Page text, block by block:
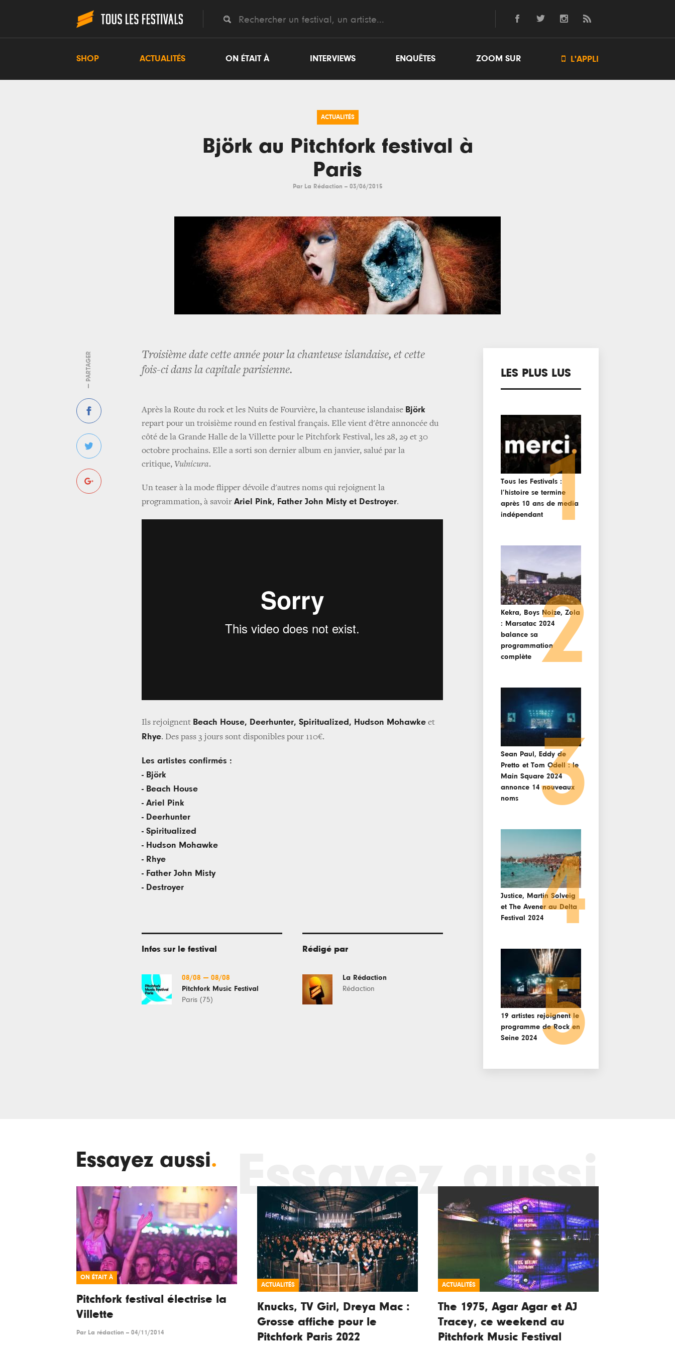
SHOP ACTUALITÉS ON ÉTAIT À INTERVIEWS ENQUÊTES ZOOM SUR  L'APPLI
ACTUALITÉS
Björk au Pitchfork festival à
Paris
Par La Rédaction -- 03/06/2015
— PARTAGER
Troisième date cette année pour la chanteuse islandaise, et cette
fois-ci dans la capitale parisienne.
Après la Route du rock et les Nuits de Fourvière, la chanteuse islandaise Björk
repart pour un troisième round en festival français. Elle vient d'être annoncée du
côté de la Grande Halle de la Villette pour le Pitchfork Festival, les 28, 29 et 30
octobre prochains. Elle a sorti son dernier album en janvier, salué par la
critique, Vulnicura.
Un teaser à la mode flipper dévoile d'autres noms qui rejoignent la
programmation, à savoir Ariel Pink, Father John Misty et Destroyer.
Ils rejoignent Beach House, Deerhunter, Spiritualized, Hudson Mohawke et
Rhye. Des pass 3 jours sont disponibles pour 110€.
Les artistes confirmés :
- Björk
- Beach House
- Ariel Pink
- Deerhunter
- Spiritualized
- Hudson Mohawke
- Rhye
- Father John Misty
- Destroyer
Infos sur le festival
08/08 — 08/08
Pitchfork Music Festival
Paris (75)
Rédigé par
La Rédaction
Rédaction
LES PLUS LUS
Tous les Festivals :
l’histoire se termine
après 10 ans de media
indépendant1
Kekra, Boys Noize, Zola
: Marsatac 2024
balance sa
programmation
complète
2
Sean Paul, Eddy de
Pretto et Tom Odell : le
Main Square 2024
annonce 14 nouveaux
noms
3
Justice, Martin Solveig
et The Avener au Delta
Festival 20244
19 artistes rejoignent le
programme de Rock en
Seine 2024 5
Essayez aussi. Essayez aussi
ON ÉTAIT À
Pitchfork festival électrise la
Villette
Par La rédaction -- 04/11/2014
ACTUALITÉS
Knucks, TV Girl, Dreya Mac :
Grosse affiche pour le
Pitchfork Paris 2022
ACTUALITÉS
The 1975, Agar Agar et AJ
Tracey, ce weekend au
Pitchfork Music Festival